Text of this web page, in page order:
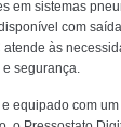
em sistemas
com
às
segurança.
equipado com